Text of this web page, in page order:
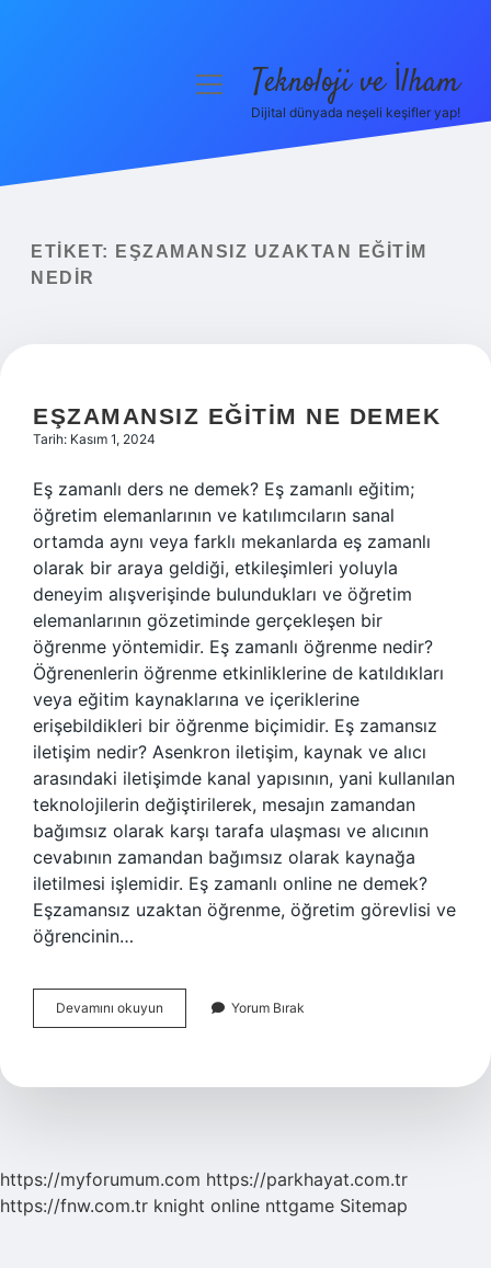
Yasal Uyarı
menüyüTeknoloji ve İlham
Dijital dünyada neşeli keşifler yap!
ETIKET:
EŞZAMANSIZ UZAKTAN EĞITIM
NEDIR
EŞZAMANSIZ EĞITIM NE DEMEK
Tarih: Kasım 1, 2024
Eş zamanlı ders ne demek? Eş zamanlı eğitim;
öğretim elemanlarının ve katılımcıların sanal
ortamda aynı veya farklı mekanlarda eş zamanlı
olarak bir araya geldiği, etkileşimleri yoluyla
deneyim alışverişinde bulundukları ve öğretim
elemanlarının gözetiminde gerçekleşen bir
öğrenme yöntemidir. Eş zamanlı öğrenme nedir?
Öğrenenlerin öğrenme etkinliklerine de katıldıkları
veya eğitim kaynaklarına ve içeriklerine
erişebildikleri bir öğrenme biçimidir. Eş zamansız
iletişim nedir? Asenkron iletişim, kaynak ve alıcı
arasındaki iletişimde kanal yapısının, yani kullanılan
teknolojilerin değiştirilerek, mesajın zamandan
bağımsız olarak karşı tarafa ulaşması ve alıcının
cevabının zamandan bağımsız olarak kaynağa
iletilmesi işlemidir. Eş zamanlı online ne demek?
Eşzamansız uzaktan öğrenme, öğretim görevlisi ve
öğrencinin…
Devamını okuyun Eşzamansız
Eğitim
Yorum Bırak
https://myforumum.com https://parkhayat.com.tr
https://fnw.com.tr knight online nttgame Sitemap